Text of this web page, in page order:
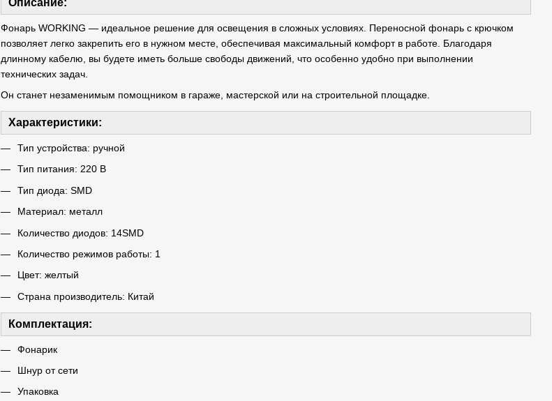
Фонарь WORKING — идеальное решение для освещения в сложных условиях. Переносной фонарь с крючком
позволяет легко закрепить его в нужном месте, обеспечивая максимальный комфорт в работе. Благодаря
длинному кабелю, вы будете иметь больше свободы движений, что особенно удобно при выполнении
технических задач.
Он станет незаменимым помощником в гараже, мастерской или на строительной площадке.
Характеристики:
Тип устройства: ручной
Тип питания: 220 В
Тип диода: SMD
Материал: металл
Количество диодов: 14SMD
Количество режимов работы: 1
Цвет: желтый
Страна производитель: Китай
Комплектация:
Фонарик
Шнур от сети
Упаковка